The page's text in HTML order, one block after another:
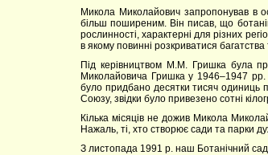
Микола Миколайович запропонував в
більш поширеним. Він писав, що
рослинності, характерні для різних
в якому повинні розкриватися багатства
Під керівництвом М.М. Гришка була
Миколайовича Гришка у 1946–1947 рр.
було придбано десятки тисяч одиниць
Союзу, звідки було привезено сотні
Кілька місяців не дожив Микола
Нажаль, ті, хто створює сади та парки
З листопада 1991 р. наш Ботанічний